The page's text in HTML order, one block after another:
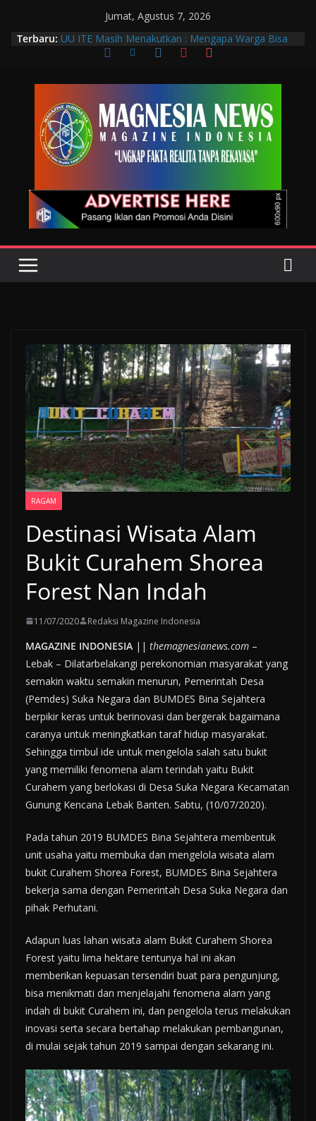
Jumat, Agustus 7, 2026
Terbaru: UU ITE Masih Menakutkan : Mengapa Warga Bisa
Dipidana Hanya karena Bicara?
Momentum Penguatan Profesi dan Transformasi
Digital
Wakil Wali Kota Bandung Hadiri Muscab VIII PTGMI
Kota Bandung, Dorong Penguatan Kompetensi
Terapis Gigi dan Mulut
Langkah Awal Deteksi Dini Penyakit, Kenali Peran
Tenaga Teknologi Laboratorium Medik
Sebenarnya Sedang Melindungi Siapa?
RAGAM
Destinasi Wisata Alam
Bukit Curahem Shorea
Forest Nan Indah
11/07/2020 Redaksi Magazine Indonesia
MAGAZINE INDONESIA || themagnesianews.com –
Lebak – Dilatarbelakangi perekonomian masyarakat yang
semakin waktu semakin menurun, Pemerintah Desa
(Pemdes) Suka Negara dan BUMDES Bina Sejahtera
berpikir keras untuk berinovasi dan bergerak bagaimana
caranya untuk meningkatkan taraf hidup masyarakat.
Sehingga timbul ide untuk mengelola salah satu bukit
yang memiliki fenomena alam terindah yaitu Bukit
Curahem yang berlokasi di Desa Suka Negara Kecamatan
Gunung Kencana Lebak Banten. Sabtu, (10/07/2020).
Pada tahun 2019 BUMDES Bina Sejahtera membentuk
unit usaha yaitu membuka dan mengelola wisata alam
bukit Curahem Shorea Forest, BUMDES Bina Sejahtera
bekerja sama dengan Pemerintah Desa Suka Negara dan
pihak Perhutani.
Adapun luas lahan wisata alam Bukit Curahem Shorea
Forest yaitu lima hektare tentunya hal ini akan
memberikan kepuasan tersendiri buat para pengunjung,
bisa menikmati dan menjelajahi fenomena alam yang
indah di bukit Curahem ini, dan pengelola terus melakukan
inovasi serta secara bertahap melakukan pembangunan,
di mulai sejak tahun 2019 sampai dengan sekarang ini.